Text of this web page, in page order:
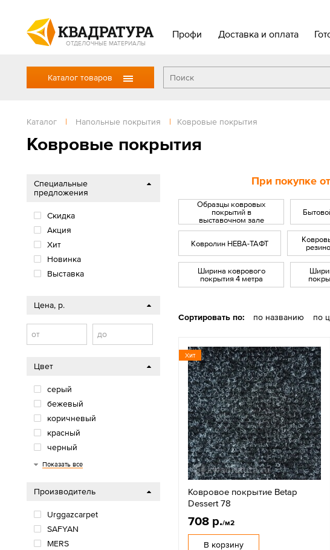
ОТДЕЛОЧНЫЕ МАТЕРИАЛЫ
Профи Доставка и оплата
Каталог товаров
Каталог | Напольные покрытия | Ковровые покрытия
Ковровые покрытия
При покупке
Образцы ковровых
покрытий в
выставочном зале
Ковролин НЕВА-ТАФТ
Ширина коврового
покрытия 4 метра
Сортировать по: по названию по
Хит
Ковровое покрытие Betap
Dessert 78
708 р./м2
В корзину
Специальные
предложения
Скидка
Акция
Хит
Новинка
Выставка
Цена, р.
от до
Цвет
серый
бежевый
коричневый
красный
черный
синий
зеленый
белый
голубой
розовый
оранжевый
микс
Показать все
Производитель
Urggazcarpet
SAFYAN
MERS